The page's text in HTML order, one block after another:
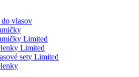
vlasov
Limited
Limited
sety Limited